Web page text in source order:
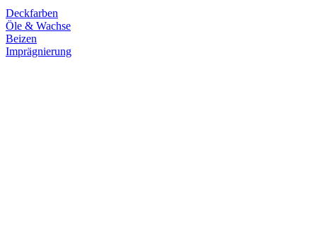
Deckfarben
Öle & Wachse
Beizen
Imprägnierung